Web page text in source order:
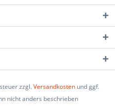
zzgl.Versandkosten und ggf.
nicht anders beschrieben